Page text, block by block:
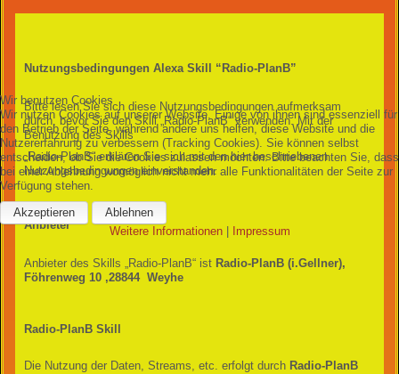
Nutzungsbedingungen Alexa Skill “Radio-PlanB”
Bitte lesen Sie sich diese Nutzungsbedingungen aufmerksam
durch, bevor Sie den Skill „Radio-PlanB“ verwenden. Mit der
Benutzung des Skills
„Radio-PlanB“ erklären Sie sich mit den hier beschriebenen
Nutzungsbedingungen einverstanden.
Anbieter
Anbieter des Skills „Radio-PlanB“ istRadio-PlanB (i.Gellner),
Föhrenweg 10 ,28844 Weyhe
Radio-PlanB Skill
Die Nutzung der Daten, Streams, etc. erfolgt durch Radio-PlanB
Wir benutzen Cookies
Wir nutzen Cookies auf unserer Website. Einige von ihnen sind essenziell für
den Betrieb der Seite, während andere uns helfen, diese Website und die
Nutzererfahrung zu verbessern (Tracking Cookies). Sie können selbst
entscheiden, ob Sie die Cookies zulassen möchten. Bitte beachten Sie, dass
bei einer Ablehnung womöglich nicht mehr alle Funktionalitäten der Seite zur
Verfügung stehen.
Akzeptieren
Ablehnen
Weitere Informationen| Impressum